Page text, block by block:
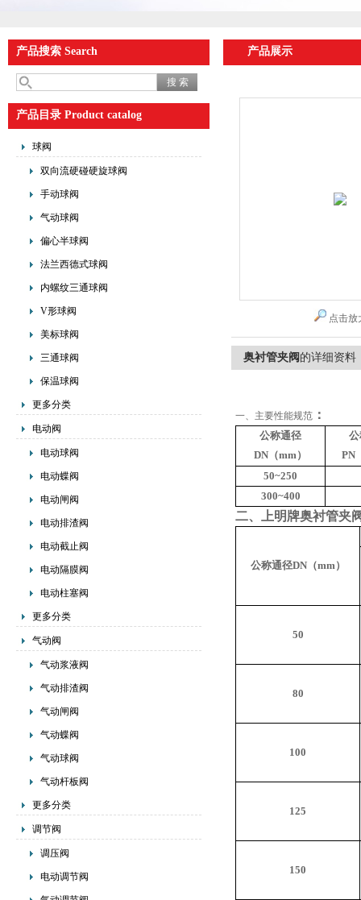
产品搜索 Search
产品目录 Product catalog
球阀
双向流硬碰硬旋球阀
手动球阀
气动球阀
偏心半球阀
法兰西德式球阀
内螺纹三通球阀
V形球阀
美标球阀
三通球阀
保温球阀
更多分类
电动阀
电动球阀
电动蝶阀
电动闸阀
电动排渣阀
电动截止阀
电动隔膜阀
电动柱塞阀
更多分类
气动阀
气动浆液阀
气动排渣阀
气动闸阀
气动蝶阀
气动球阀
气动杆板阀
更多分类
调节阀
调压阀
电动调节阀
产品展示
点击放
奥衬管夹阀 的详细资料
一、主要性能规范 ：
公称通径
DN（mm）
PN
50~250
300~400
二、上明牌奥衬管夹
公称通径DN（mm）
50
80
100
125
150